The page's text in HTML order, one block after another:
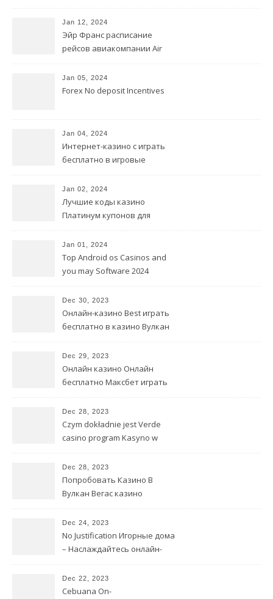
Jan 12, 2024
Эйр Франс расписание
рейсов авиакомпании Air
самолетов
Jan 05, 2024
Forex No deposit Incentives
Jan 04, 2024
Интернет-казино с играть
бесплатно в игровые
бесплатной регистрацией.
Jan 02, 2024
Лучшие коды казино
Платинум купонов для
Jan 01, 2024
Top Android os Casinos and
you may Software 2024
Dec 30, 2023
Онлайн-казино Best играть
бесплатно в казино Вулкан
Dec 29, 2023
Онлайн казино Онлайн
бесплатно Максбет играть
игровых автоматов
Dec 28, 2023
Czym dokładnie jest Verde
casino program Kasyno w
Dec 28, 2023
Попробовать Казино В
Вулкан Вегас казино
автоматы Бесплатно
Dec 24, 2023
No Justification Игорные дома
– Наслаждайтесь онлайн-
тестированием
видеопокерных автоматов
Dec 22, 2023
Cebuana On-